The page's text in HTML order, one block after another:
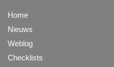
Home
Nieuws
Weblog
Checklists